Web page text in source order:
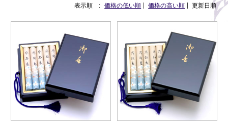
表示順 : 価格の低い順 価格の高い順 更新日順